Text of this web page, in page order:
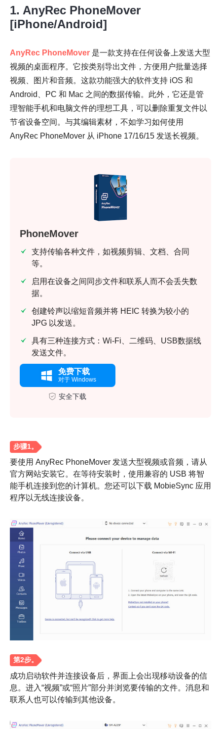
1. AnyRec PhoneMover
[iPhone/Android]
AnyRec PhoneMover 是一款支持在任何设备上发送大型
视频的桌面程序。它按类别导出文件，方便用户批量选择
视频、图片和音频。这款功能强大的软件支持 iOS 和
Android、PC 和 Mac 之间的数据传输。此外，它还是管
理智能手机和电脑文件的理想工具，可以删除重复文件以
节省设备空间。与其编辑素材，不如学习如何使用
AnyRec PhoneMover 从 iPhone 17/16/15 发送长视频。
PhoneMover
支持传输各种文件，如视频剪辑、文档、合同
等。
启用在设备之间同步文件和联系人而不会丢失数
据。
创建铃声以缩短音频并将 HEIC 转换为较小的
JPG 以发送。
具有三种连接方式：Wi-Fi、二维码、USB数据线
发送文件。
免费下载
对于 Windows
安全下载
要使用 AnyRec PhoneMover 发送大型视频或音频，请从
官方网站安装它。在等待安装时，使用兼容的 USB 将智
能手机连接到您的计算机。您还可以下载 MobieSync 应用
程序以无线连接设备。
成功启动软件并连接设备后，界面上会出现移动设备的信
息。进入“视频”或“照片”部分并浏览要传输的文件。消息和
联系人也可以传输到其他设备。